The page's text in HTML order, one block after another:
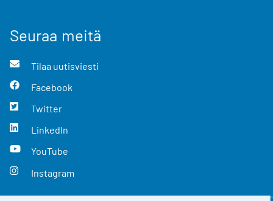
Seuraa meitä
Tilaa uutisviesti
Facebook
Twitter
LinkedIn
YouTube
Instagram